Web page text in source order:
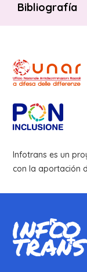
Bibliografía
Infotrans es un
con la aportación